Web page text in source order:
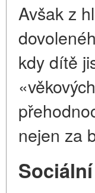
Avšak z
kdy dítě
nejen za